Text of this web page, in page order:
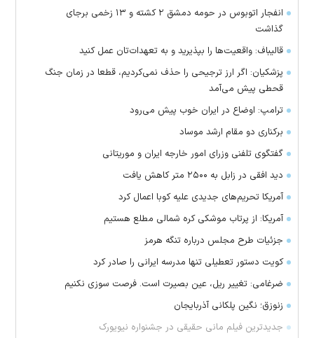
انفجار اتوبوس در حومه دمشق ۲ کشته و ۱۳ زخمی برجای
گذاشت
قالیباف: واقعیت‌ها را بپذیرید و به تعهدات‌تان عمل کنید
پزشکیان: اگر ارز ترجیحی را حذف نمی‌کردیم، قطعا در زمان جنگ
قحطی پیش می‌آمد
ترامپ: اوضاع در ایران خوب پیش می‌رود
برکناری دو مقام ارشد موساد
گفتگوی تلفنی وزرای امور خارجه ایران و موریتانی
دید افقی در زابل به ۲۵۰۰ متر کاهش یافت
آمریکا تحریم‌های جدیدی علیه کوبا اعمال کرد
آمریکا: از پرتاب موشکی کره شمالی مطلع هستیم
جزئیات طرح مجلس درباره تنگه هرمز
کویت دستور تعطیلی تنها مدرسه ایرانی را صادر کرد
ضرغامی: تغییر ریل، عین بصیرت است. فرصت سوزی نکنیم
زنوزق؛ نگین پلکانی آذربایجان
جدیدترین فیلم مانی حقیقی در جشنواره نیویورک